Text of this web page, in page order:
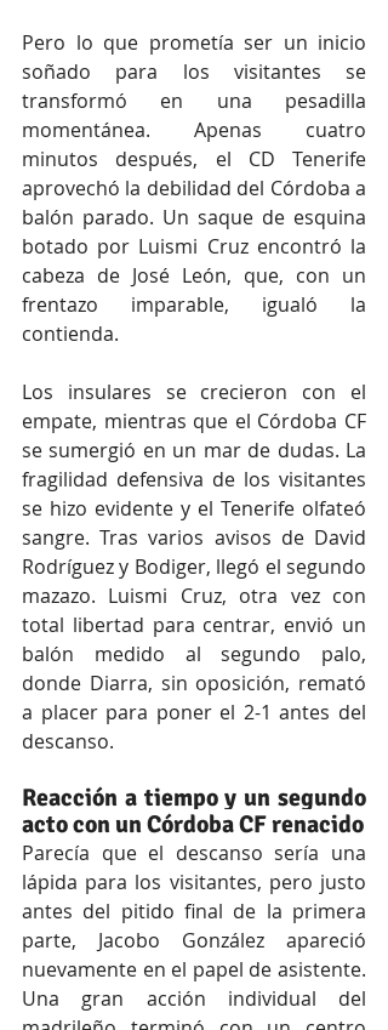
Pero lo que prometía ser un inicio
soñado para los visitantes se
transformó en una pesadilla
momentánea. Apenas cuatro
minutos después, el CD Tenerife
aprovechó la debilidad del Córdoba a
balón parado. Un saque de esquina
botado por Luismi Cruz encontró la
cabeza de José León, que, con un
frentazo imparable, igualó la
contienda.
Los insulares se crecieron con el
empate, mientras que el Córdoba CF
se sumergió en un mar de dudas. La
fragilidad defensiva de los visitantes
se hizo evidente y el Tenerife olfateó
sangre. Tras varios avisos de David
Rodríguez y Bodiger, llegó el segundo
mazazo. Luismi Cruz, otra vez con
total libertad para centrar, envió un
balón medido al segundo palo,
donde Diarra, sin oposición, remató
a placer para poner el 2-1 antes del
descanso.
Reacción a tiempo y un segundo
acto con un Córdoba CF renacido
Parecía que el descanso sería una
lápida para los visitantes, pero justo
antes del pitido final de la primera
parte, Jacobo González apareció
nuevamente en el papel de asistente.
Una gran acción individual del